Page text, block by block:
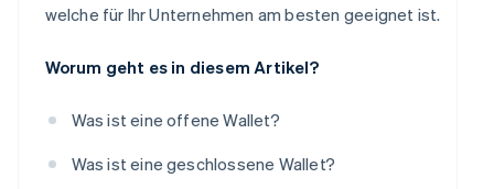
welche für Ihr Unternehmen am besten geeignet ist.
Worum geht es in diesem Artikel?
Was ist eine offene Wallet?
Was ist eine geschlossene Wallet?